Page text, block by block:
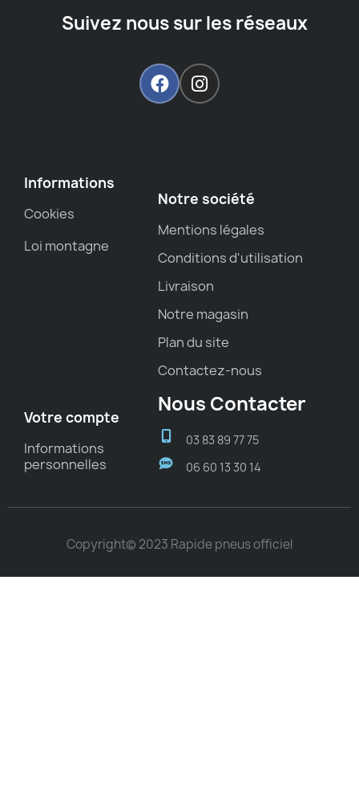
Suivez nous sur les réseaux
Informations
Cookies
Loi montagne
Notre société
Mentions légales
Conditions d'utilisation
Livraison
Notre magasin
Plan du site
Contactez-nous
Votre compte
Informations
personnelles
Nous Contacter
03 83 89 77 75
06 60 13 30 14
Copyright© 2023 Rapide pneus officiel